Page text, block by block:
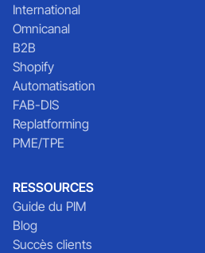
International
Omnicanal
B2B
Shopify
Automatisation
FAB-DIS
Replatforming
PME/TPE
RESSOURCES
Guide du PIM
Blog
Succès clients